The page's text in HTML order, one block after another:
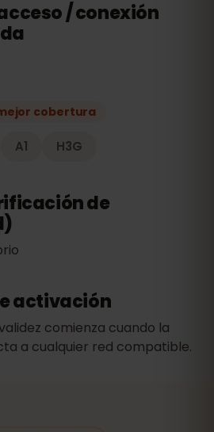
/ conexión
cobertura
A1 H3G
de
activación
comienza cuando la
a cualquier red compatible.